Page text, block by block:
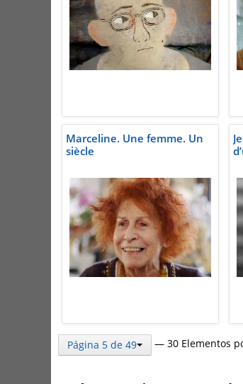
Marceline. Une femme. Un
siècle
Página 5 de 49 — 30 Elementos